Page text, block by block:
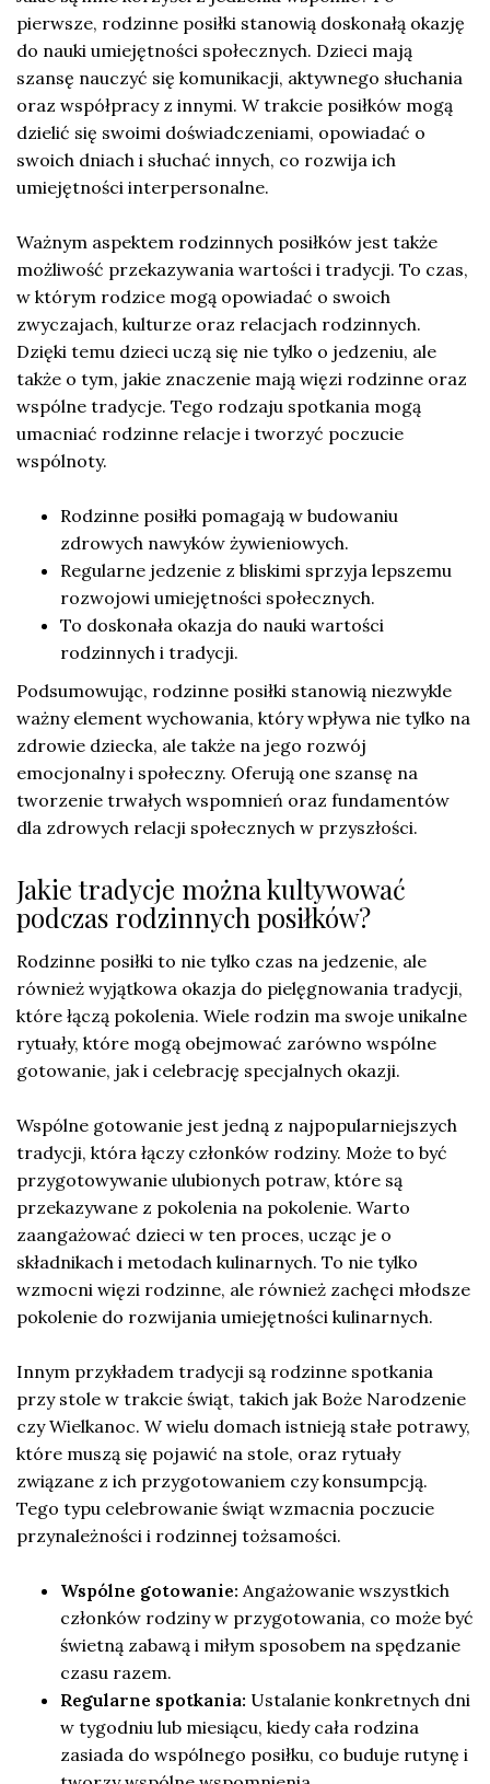
pierwsze, rodzinne posiłki stanowią doskonałą okazję
do nauki umiejętności społecznych. Dzieci mają
szansę nauczyć się komunikacji, aktywnego słuchania
oraz współpracy z innymi. W trakcie posiłków mogą
dzielić się swoimi doświadczeniami, opowiadać o
swoich dniach i słuchać innych, co rozwija ich
umiejętności interpersonalne.
Ważnym aspektem rodzinnych posiłków jest także
możliwość przekazywania wartości i tradycji. To czas,
w którym rodzice mogą opowiadać o swoich
zwyczajach, kulturze oraz relacjach rodzinnych.
Dzięki temu dzieci uczą się nie tylko o jedzeniu, ale
także o tym, jakie znaczenie mają więzi rodzinne oraz
wspólne tradycje. Tego rodzaju spotkania mogą
umacniać rodzinne relacje i tworzyć poczucie
wspólnoty.
Rodzinne posiłki pomagają w budowaniu
zdrowych nawyków żywieniowych.
Regularne jedzenie z bliskimi sprzyja lepszemu
rozwojowi umiejętności społecznych.
To doskonała okazja do nauki wartości
rodzinnych i tradycji.
Podsumowując, rodzinne posiłki stanowią niezwykle
ważny element wychowania, który wpływa nie tylko na
zdrowie dziecka, ale także na jego rozwój
emocjonalny i społeczny. Oferują one szansę na
tworzenie trwałych wspomnień oraz fundamentów
dla zdrowych relacji społecznych w przyszłości.
Jakie tradycje można kultywować
podczas rodzinnych posiłków?
Rodzinne posiłki to nie tylko czas na jedzenie, ale
również wyjątkowa okazja do pielęgnowania tradycji,
które łączą pokolenia. Wiele rodzin ma swoje unikalne
rytuały, które mogą obejmować zarówno wspólne
gotowanie, jak i celebrację specjalnych okazji.
Wspólne gotowanie jest jedną z najpopularniejszych
tradycji, która łączy członków rodziny. Może to być
przygotowywanie ulubionych potraw, które są
przekazywane z pokolenia na pokolenie. Warto
zaangażować dzieci w ten proces, ucząc je o
składnikach i metodach kulinarnych. To nie tylko
wzmocni więzi rodzinne, ale również zachęci młodsze
pokolenie do rozwijania umiejętności kulinarnych.
Innym przykładem tradycji są rodzinne spotkania
przy stole w trakcie świąt, takich jak Boże Narodzenie
czy Wielkanoc. W wielu domach istnieją stałe potrawy,
które muszą się pojawić na stole, oraz rytuały
związane z ich przygotowaniem czy konsumpcją.
Tego typu celebrowanie świąt wzmacnia poczucie
przynależności i rodzinnej tożsamości.
Wspólne gotowanie: Angażowanie wszystkich
członków rodziny w przygotowania, co może być
świetną zabawą i miłym sposobem na spędzanie
czasu razem.
Regularne spotkania: Ustalanie konkretnych dni
w tygodniu lub miesiącu, kiedy cała rodzina
zasiada do wspólnego posiłku, co buduje rutynę i